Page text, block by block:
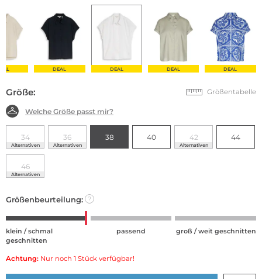
DEAL DEAL DEAL DEAL
Größe: Größentabelle
Welche Größe passt mir?
34
Alternativen
36
Alternativen
38 40 42
Alternativen
44
46
Alternativen
Größenbeurteilung: ?
klein / schmal
geschnitten
passend groß / weit geschnitten
Achtung: Nur noch 1 Stück verfügbar!